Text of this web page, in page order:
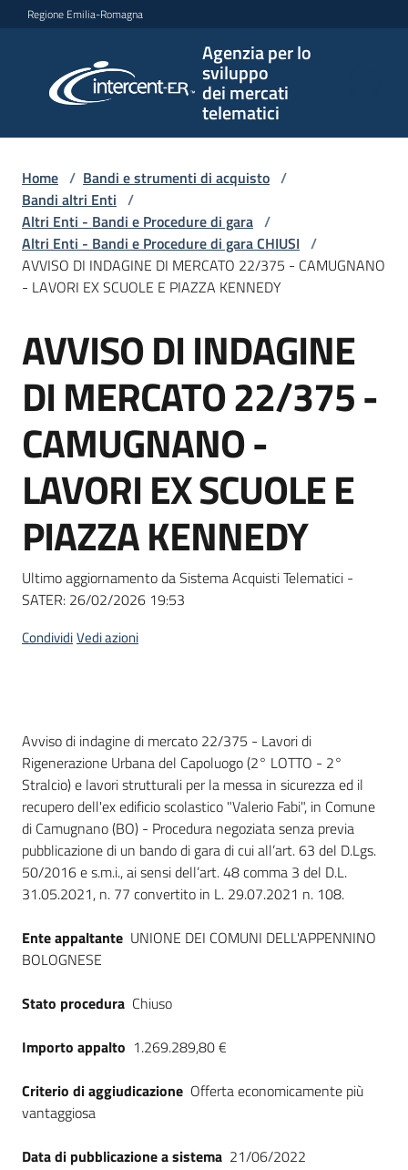
Vai al contenuto
Vai alla navigazione
Vai al footer
Regione Emilia-Romagna
Agenzia per lo
sviluppo
dei mercati
telematici
per lo
sviluppo
telematici
L'Agenzia
Bandi
e
di
Supporto
telematiche
site
Seguici
su
Home / Bandi e strumenti di acquisto /
Bandi altri Enti /
Altri Enti - Bandi e Procedure di gara /
Altri Enti - Bandi e Procedure di gara CHIUSI /
AVVISO DI INDAGINE DI MERCATO 22/375 - CAMUGNANO
- LAVORI EX SCUOLE E PIAZZA KENNEDY
Salta al contenuto
AVVISO DI INDAGINE
DI MERCATO 22/375 -
CAMUGNANO -
LAVORI EX SCUOLE E
PIAZZA KENNEDY
Ultimo aggiornamento da Sistema Acquisti Telematici -
SATER: 26/02/2026 19:53
CondividiVedi azioni
Dati del bando
Avviso di indagine di mercato 22/375 - Lavori di
Rigenerazione Urbana del Capoluogo (2° LOTTO - 2°
Stralcio) e lavori strutturali per la messa in sicurezza ed il
recupero dell'ex edificio scolastico "Valerio Fabi", in Comune
di Camugnano (BO) - Procedura negoziata senza previa
pubblicazione di un bando di gara di cui all’art. 63 del D.Lgs.
50/2016 e s.m.i., ai sensi dell’art. 48 comma 3 del D.L.
31.05.2021, n. 77 convertito in L. 29.07.2021 n. 108.
Ente appaltante UNIONE DEI COMUNI DELL'APPENNINO
BOLOGNESE
Stato procedura Chiuso
Importo appalto 1.269.289,80 €
Criterio di aggiudicazione Offerta economicamente più
vantaggiosa
Data di pubblicazione a sistema 21/06/2022